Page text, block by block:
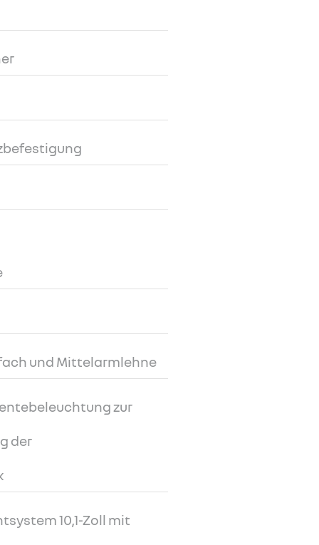
und Mittelarmlehne
zur
der
10,1-Zoll mit